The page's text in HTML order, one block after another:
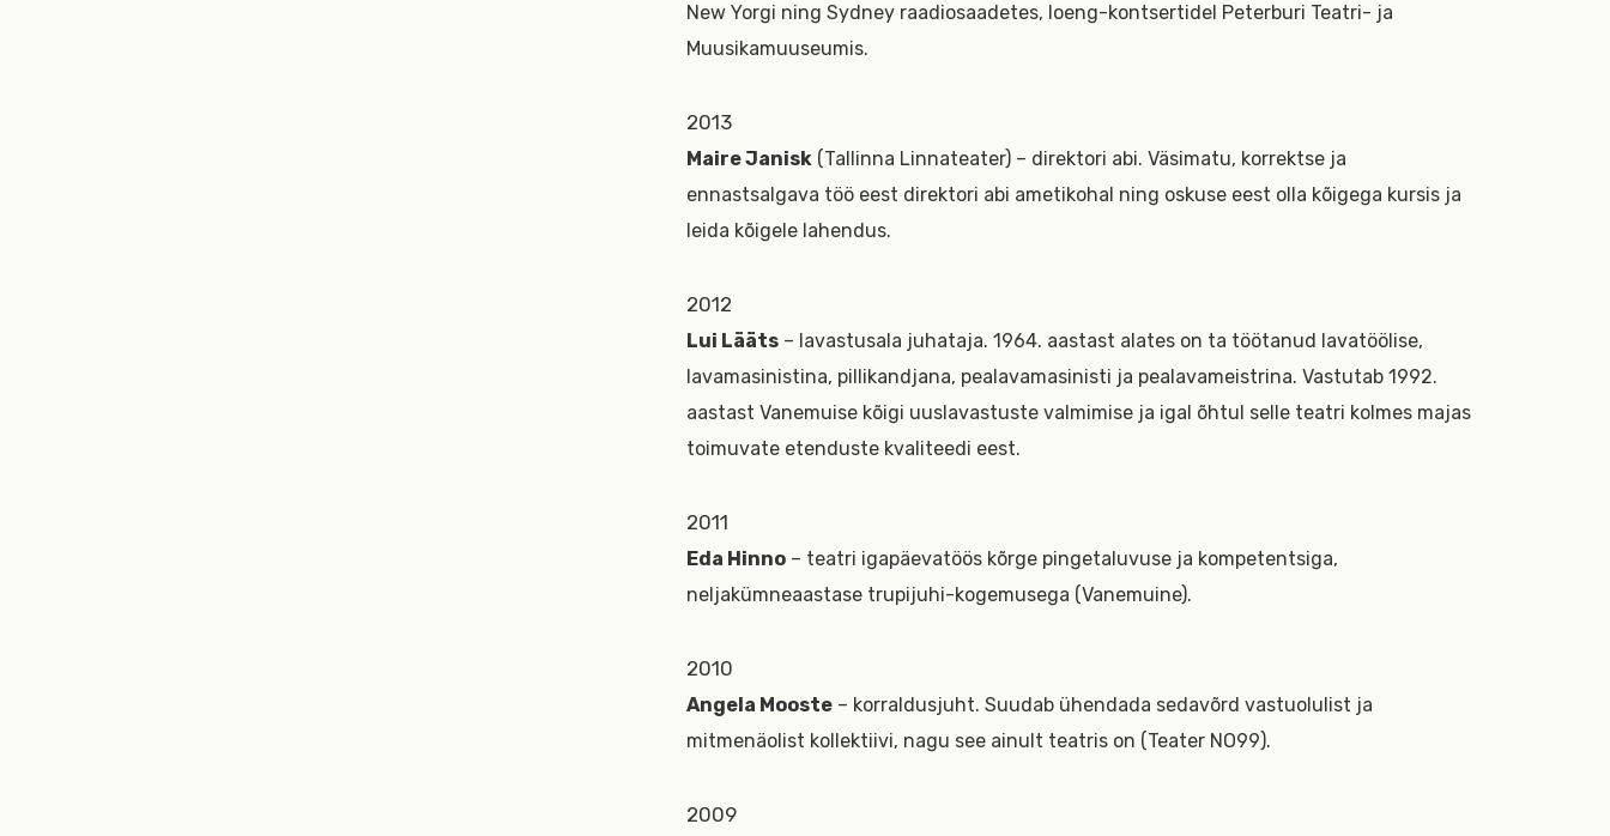
New Yorgi ning Sydney raadiosaadetes, loeng-kontsertidel Peterburi Teatri- ja
Muusikamuuseumis.
2013
Maire Janisk(Tallinna Linnateater) – direktori abi. Väsimatu, korrektse ja
ennastsalgava töö eest direktori abi ametikohal ning oskuse eest olla kõigega kursis ja
leida kõigele lahendus.
2012
Lui Lääts– lavastusala juhataja. 1964. aastast alates on ta töötanud lavatöölise,
lavamasinistina, pillikandjana, pealavamasinisti ja pealavameistrina. Vastutab 1992.
aastast Vanemuise kõigi uuslavastuste valmimise ja igal õhtul selle teatri kolmes majas
toimuvate etenduste kvaliteedi eest.
2011
Eda Hinno– teatri igapäevatöös kõrge pingetaluvuse ja kompetentsiga,
neljakümneaastase trupijuhi-kogemusega (Vanemuine).
2010
Angela Mooste– korraldusjuht. Suudab ühendada sedavõrd vastuolulist ja
mitmenäolist kollektiivi, nagu see ainult teatris on (Teater NO99).
2009